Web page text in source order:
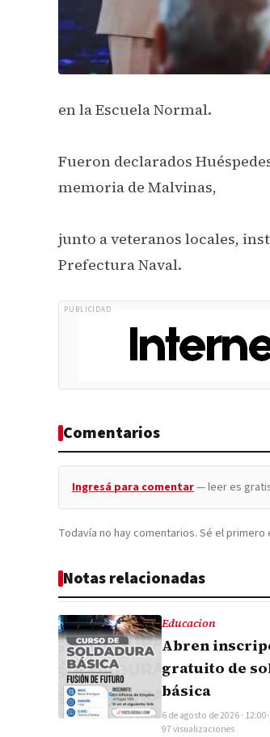
en la Escuela Normal.
Fueron declarados
memoria de Malvinas,
junto a veteranos locales,
Prefectura Naval.
PUBLICIDAD
Comentarios
Ingresá para comentar— leer es
Todavía no hay comentarios. Sé el primero
Notas relacionadas
Educacion
Abren
gratuito de
básica
6 de agosto de 2026 · 12:00·
97 visualizaciones